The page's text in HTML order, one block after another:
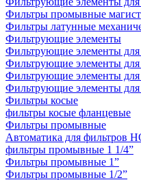
Фильтры промывные
Фильтры латунные
Фильтрующие элементы
Фильтрующие элементы для
Фильтрующие элементы
Фильтрующие элементы
Фильтрующие элементы
Фильтры косые
фильтры косые фланцевые
Фильтры промывные
Автоматика для фильтров
фильтры промывные 1 1/4”
Фильтры промывные 1”
Фильтры промывные 1/2”